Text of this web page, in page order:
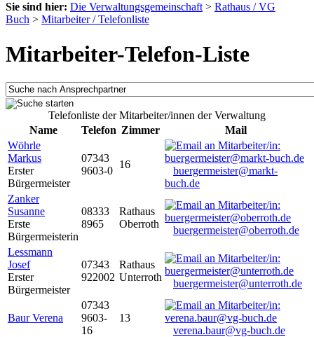
Sie sind hier: Die Verwaltungsgemeinschaft > Rathaus / VG
Buch > Mitarbeiter / Telefonliste
Mitarbeiter-Telefon-Liste
Telefonliste der Mitarbeiter/innen der Verwaltung
Name
Telefon Zimmer
Mail
Wöhrle
Markus
Erster
Bürgermeister
07343
9603-0
16
buergermeister@markt-
buch.de
Zanker
Susanne
Erste
Bürgermeisterin
08333
8965
Rathaus
Oberroth
buergermeister@oberroth.de
Lessmann
Josef
Erster
Bürgermeister
07343
922002
Rathaus
Unterroth
buergermeister@unterroth.de
Baur Verena
07343
9603-
16
13
verena.baur@vg-buch.de